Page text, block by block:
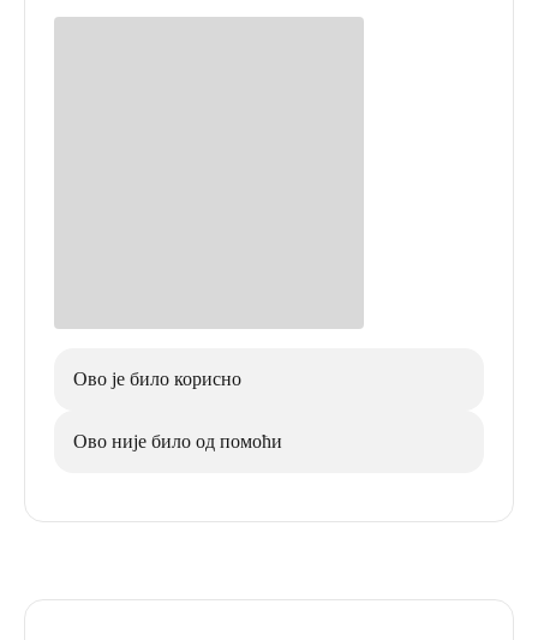
Ово је било корисно
Ово није било од помоћи